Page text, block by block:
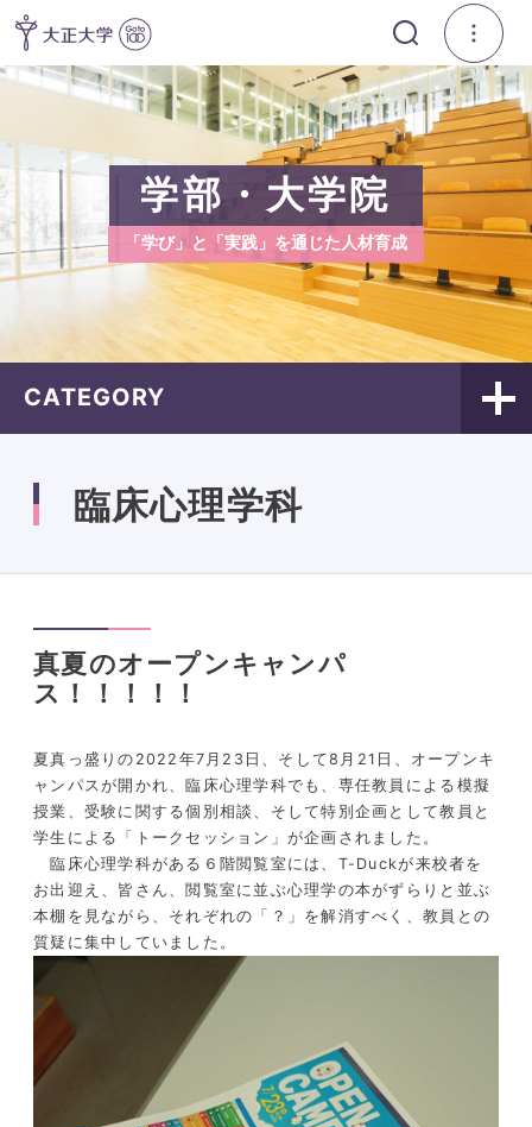
学部・大学院
「学び」と「実践」を通じた人材育成
CATEGORY
臨床心理学科
真夏のオープンキャンパ
ス！！！！！
夏真っ盛りの2022年7月23日、そして8月21日、オープンキ
ャンパスが開かれ、臨床心理学科でも、専任教員による模擬
授業、受験に関する個別相談、そして特別企画として教員と
学生による「トークセッション」が企画されました。
臨床心理学科がある６階閲覧室には、T-Duckが来校者を
お出迎え、皆さん、閲覧室に並ぶ心理学の本がずらりと並ぶ
本棚を見ながら、それぞれの「？」を解消すべく、教員との
質疑に集中していました。